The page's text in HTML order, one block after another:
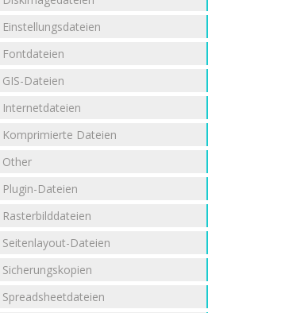
Einstellungsdateien
Fontdateien
GIS-Dateien
Internetdateien
Komprimierte Dateien
Other
Plugin-Dateien
Rasterbilddateien
Seitenlayout-Dateien
Sicherungskopien
Spreadsheetdateien